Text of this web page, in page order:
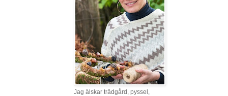
Jag älskar trädgård, pyssel,